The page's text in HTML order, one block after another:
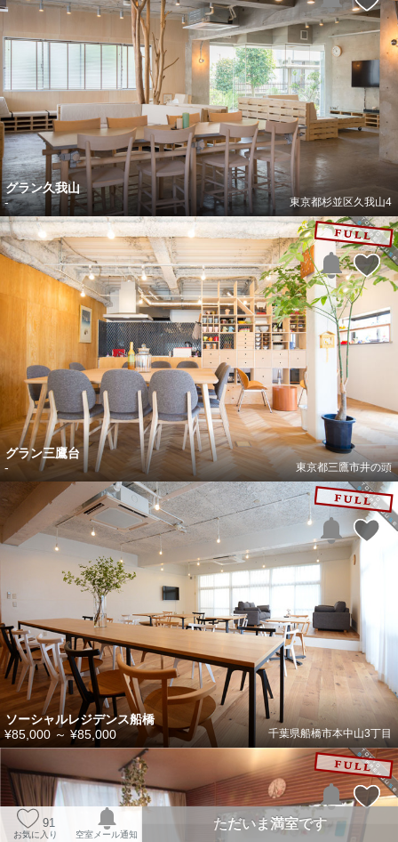
グラン久我山
東京都杉並区久我山4
-
グラン三鷹台
東京都三鷹市井の頭
-
ソーシャルレジデンス船橋
千葉県船橋市本中山3丁目
¥85,000 ～ ¥85,000
91
お気に入り 空室メール通知
ただいま満室です